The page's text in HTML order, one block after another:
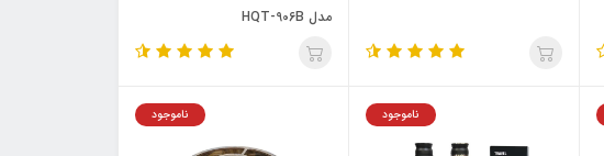
مدل HQT-906B
ناموجود ناموجود